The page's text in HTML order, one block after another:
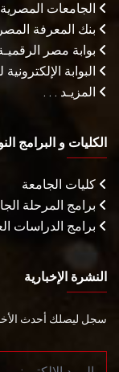
الجامعات المصرية
بنك المعرفة
بوابة مصر
البوابة
المزيـد . . .
الكليات و البرامج
كليات الجامعة
برامج المرحلة
برامج الدراسات
النشرة الإخبارية
سجل ليصلك أحدث